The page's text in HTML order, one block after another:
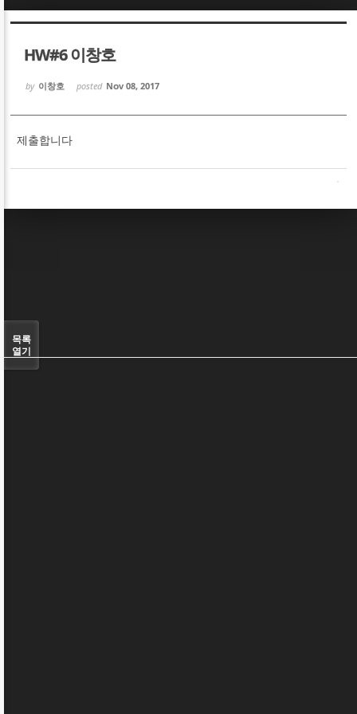
HW#6 이창호
by 이창호 posted Nov 08, 2017
제출합니다
목록
열기
Sketchbook5, 스케치북5
Sketchbook5, 스케치북5
Sketchbook5, 스케치북5
Sketchbook5, 스케치북5